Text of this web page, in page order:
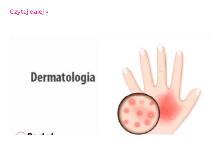
Czytaj dalej »